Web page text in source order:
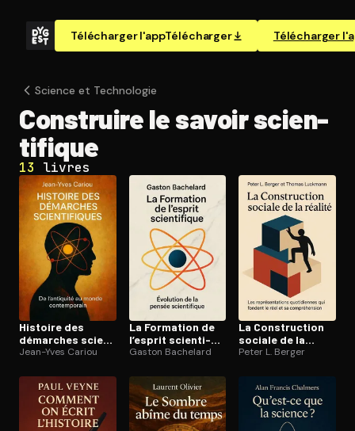
Télécharger l'appTélécharger Télécharger
Ouvre l'app Appareil photo, pointe sur le code. C'est gratuit à
Science et Technologie
Construire le savoir scien­
ti­fique
13 livres
Histoire des
démarches scien­
ti­fiques
Jean-Yves Cariou
La Formation de
l’esprit scien­ti­
fique
Gaston Bachelard
La Construc­tion
sociale de la
réalité
Peter L. Berger